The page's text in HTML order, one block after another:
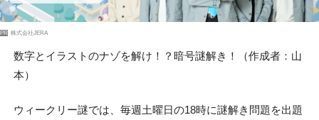
PR 株式会社JERA
数字とイラストのナゾを解け！？暗号謎解き！（作成者：山
本）
ウィークリー謎では、毎週土曜日の18時に謎解き問題を出題